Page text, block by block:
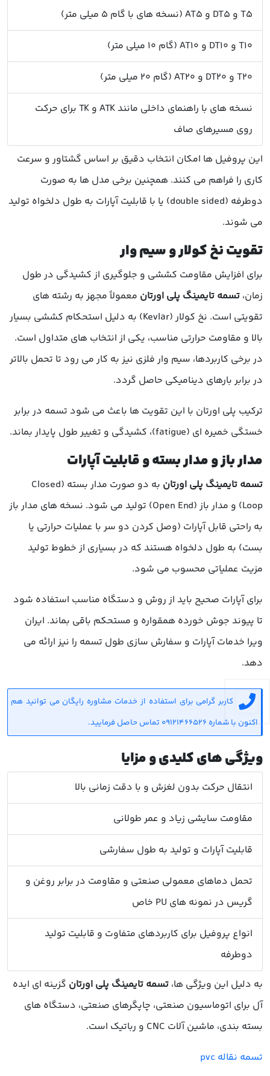
T5 و DT5 و AT5 (نسخه های با گام 5 میلی متر)
T10 و DT10 و AT10 (گام 10 میلی متر)
T20 و DT20 و AT20 (گام 20 میلی متر)
نسخه های با راهنمای داخلی مانند ATK و TK برای حرکت
روی مسیرهای صاف
این پروفیل ها امکان انتخاب دقیق بر اساس گشتاور و سرعت
کاری را فراهم می کنند. همچنین برخی مدل ها به صورت
دوطرفه (double sided) یا با قابلیت آپارات به طول دلخواه تولید
می شوند.
تقویت نخ کولار و سیم وار
برای افزایش مقاومت کششی و جلوگیری از کشیدگی در طول
زمان، تسمه تایمینگ پلی اورتان معمولاً مجهز به رشته های
تقویتی است. نخ کولار (Kevlar) به دلیل استحکام کششی بسیار
بالا و مقاومت حرارتی مناسب، یکی از انتخاب های متداول است.
در برخی کاربردها، سیم وار فلزی نیز به کار می رود تا تحمل بالاتر
در برابر بارهای دینامیکی حاصل گردد.
ترکیب پلی اورتان با این تقویت ها باعث می شود تسمه در برابر
خستگی خمیره ای (fatigue)، کشیدگی و تغییر طول پایدار بماند.
مدار باز و مدار بسته و قابلیت آپارات
تسمه تایمینگ پلی اورتان
به دو صورت مدار بسته (Closed
Loop) و مدار باز (Open End) تولید می شود. نسخه های مدار باز
به راحتی قابل آپارات (وصل کردن دو سر با عملیات حرارتی یا
بست) به طول دلخواه هستند که در بسیاری از خطوط تولید
مزیت عملیاتی محسوب می شود.
برای آپارات صحیح باید از روش و دستگاه مناسب استفاده شود
تا پیوند جوش خورده همقواره و مستحکم باقی بماند. ایران
ویرا خدمات آپارات و سفارش سازی طول تسمه را نیز ارائه می
دهد.
کاربر گرامی برای استفاده از خدمات مشاوره رایگان می توانید هم
اکنون با شماره 09121466526 تماس حاصل فرمایید.
ویژگی های کلیدی و مزایا
انتقال حرکت بدون لغزش و با دقت زمانی بالا
مقاومت سایشی زیاد و عمر طولانی
قابلیت آپارات و تولید به طول سفارشی
تحمل دماهای معمولی صنعتی و مقاومت در برابر روغن و
گریس در نمونه های PU خاص
انواع پروفیل برای کاربردهای متفاوت و قابلیت تولید
دوطرفه
به دلیل این ویژگی ها، تسمه تایمینگ پلی اورتان گزینه ای ایده
آل برای اتوماسیون صنعتی، چاپگرهای صنعتی، دستگاه های
بسته بندی، ماشین آلات CNC و رباتیک است.
تسمه نقاله pvc